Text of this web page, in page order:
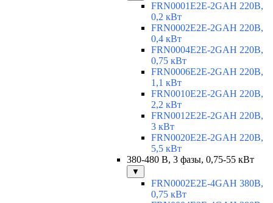
FRN0001E2E-2GAH 220В,
0,2 кВт
FRN0002E2E-2GAH 220В,
0,4 кВт
FRN0004E2E-2GAH 220В,
0,75 кВт
FRN0006E2E-2GAH 220В,
1,1 кВт
FRN0010E2E-2GAH 220В,
2,2 кВт
FRN0012E2E-2GAH 220В,
3 кВт
FRN0020E2E-2GAH 220В,
5,5 кВт
380-480 В, 3 фазы, 0,75-55 кВт
▼
FRN0002E2E-4GAH 380В,
0,75 кВт